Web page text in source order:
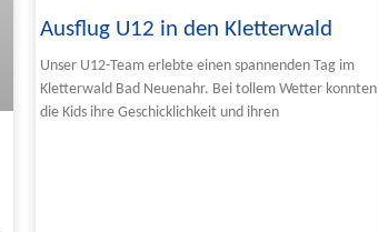
Ausflug U12 in den Kletterwald
Unser U12-Team erlebte einen spannenden Tag im
Kletterwald Bad Neuenahr. Bei tollem Wetter konnten
die Kids ihre Geschicklichkeit und ihren